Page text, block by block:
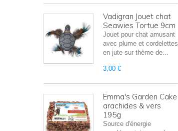
Vadigran Jouet chat
Seawies Tortue 9cm
Jouet pour chat amusant
avec plume et cordelettes
en jute sur thème de...
3,00 €
Emma's Garden Cake
arachides & vers
195g
Source d'énergie